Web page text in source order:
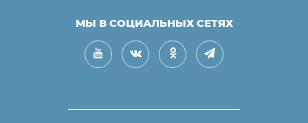
МЫ В СОЦИАЛЬНЫХ СЕТЯХ